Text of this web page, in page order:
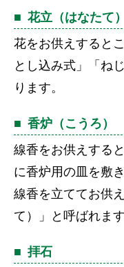
花立（はなたて）
花をお供えすると
とし込み式」「ね
ります。
香炉（こうろ）
線香をお供えする
に香炉用の皿を敷
線香を立ててお供
て）」と呼ばれます
拝石